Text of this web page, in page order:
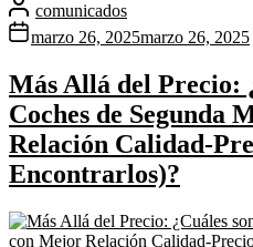
comunicados
marzo 26, 2025marzo 26, 2025
Más Allá del Precio:
Coches de Segunda
Relación Calidad-
Encontrarlos)?